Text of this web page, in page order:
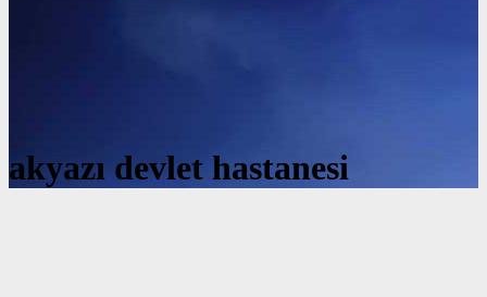
akyazı devlet hastanesi